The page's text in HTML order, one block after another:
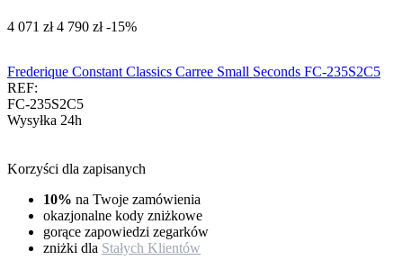
‍4 071‍ zł ‍4 790‍ zł -15%
Frederique Constant Classics Carree Small Seconds FC-235S2C5
REF:
FC-235S2C5
Wysyłka 24h
Korzyści dla zapisanych
10% na Twoje zamówienia
okazjonalne kody zniżkowe
gorące zapowiedzi zegarków
zniżki dla Stałych Klientów